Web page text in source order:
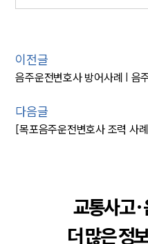
이전글
다음글
교통사고·
더 많은 정